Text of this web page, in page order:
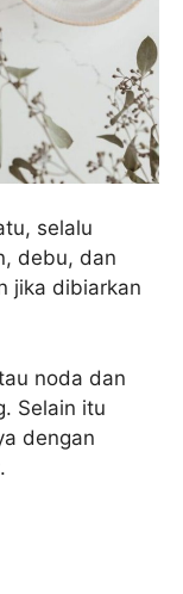
selalu
debu, dan
jika dibiarkan
noda dan
Selain itu
dengan